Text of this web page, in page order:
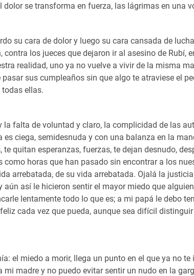
se transforma en fuerza, las lágrimas en una
su cara de dolor y luego su cara cansada de
los jueces que dejaron ir al asesino de Rubí,
realidad, uno ya no vuelve a vivir de la misma
sus cumpleaños sin que algo te atraviese el
ellas.
falta de voluntad y claro, la complicidad de las
ciega, semidesnuda y con una balanza en la
quitan esperanzas, fuerzas, te dejan desnudo,
horas que han pasado sin encontrar a los
arrebatada, de su vida arrebatada. Ojalá la
así le hicieron sentir el mayor miedo que
lentamente todo lo que es; a mi papá le debo
cada vez que pueda, aunque sea difícil
el miedo a morir, llega un punto en el que ya no
madre y no puedo evitar sentir un nudo en la